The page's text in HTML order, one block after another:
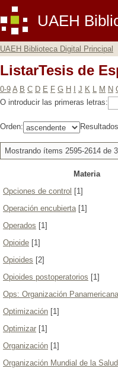
UAEH
ListarTesis de
UAEH Biblioteca Digital Principal
ListarTesis de
0-9 A B C D E F G H J K L M N
O introducir las primeras letras:
Orden:
Mostrando ítems 2595-2614 de
Materia
Opciones de control [1]
Operación encubierta[1]
Operados [1]
Opioide [1]
Opioides [2]
Opioides postoperatorios [1]
Ops: Organización
Optimización [1]
Optimizar [1]
Organización [1]
Organización Mundial de la Salud